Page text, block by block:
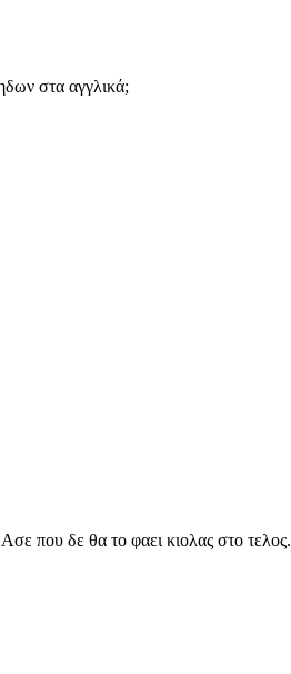
στα αγγλικά;
που δε θα το φαει κιολας στο τελος.